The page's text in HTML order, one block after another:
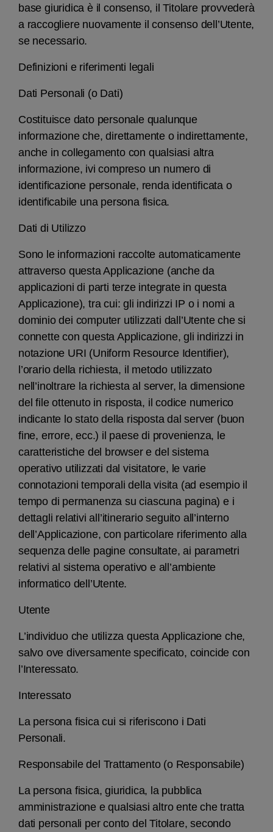
base giuridica è il consenso, il Titolare provvederà
a raccogliere nuovamente il consenso dell’Utente,
se necessario.
Definizioni e riferimenti legali
Dati Personali (o Dati)
Costituisce dato personale qualunque
informazione che, direttamente o indirettamente,
anche in collegamento con qualsiasi altra
informazione, ivi compreso un numero di
identificazione personale, renda identificata o
identificabile una persona fisica.
Dati di Utilizzo
Sono le informazioni raccolte automaticamente
attraverso questa Applicazione (anche da
applicazioni di parti terze integrate in questa
Applicazione), tra cui: gli indirizzi IP o i nomi a
dominio dei computer utilizzati dall’Utente che si
connette con questa Applicazione, gli indirizzi in
notazione URI (Uniform Resource Identifier),
l’orario della richiesta, il metodo utilizzato
nell’inoltrare la richiesta al server, la dimensione
del file ottenuto in risposta, il codice numerico
indicante lo stato della risposta dal server (buon
fine, errore, ecc.) il paese di provenienza, le
caratteristiche del browser e del sistema
operativo utilizzati dal visitatore, le varie
connotazioni temporali della visita (ad esempio il
tempo di permanenza su ciascuna pagina) e i
dettagli relativi all’itinerario seguito all’interno
dell’Applicazione, con particolare riferimento alla
sequenza delle pagine consultate, ai parametri
relativi al sistema operativo e all’ambiente
informatico dell’Utente.
Utente
L’individuo che utilizza questa Applicazione che,
salvo ove diversamente specificato, coincide con
l’Interessato.
Interessato
La persona fisica cui si riferiscono i Dati
Personali.
Responsabile del Trattamento (o Responsabile)
La persona fisica, giuridica, la pubblica
amministrazione e qualsiasi altro ente che tratta
dati personali per conto del Titolare, secondo